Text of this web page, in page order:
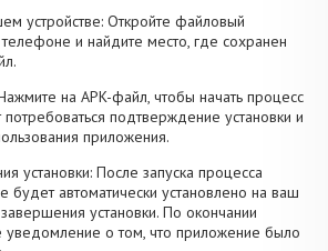
устройстве: Откройте файловый
и найдите место, где сохранен
на APK-файл, чтобы начать процесс
подтверждение установки и
приложения.
установки: После запуска процесса
будет автоматически установлено на ваш
установки. По окончании
уведомление о том, что приложение было